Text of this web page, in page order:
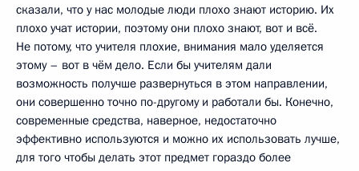
сказали, что у нас молодые люди плохо знают историю. Их
плохо учат истории, поэтому они плохо знают, вот и всё.
Не потому, что учителя плохие, внимания мало уделяется
этому – вот в чём дело. Если бы учителям дали
возможность получше развернуться в этом направлении,
они совершенно точно по-другому и работали бы. Конечно,
современные средства, наверное, недостаточно
эффективно используются и можно их использовать лучше,
для того чтобы делать этот предмет гораздо более